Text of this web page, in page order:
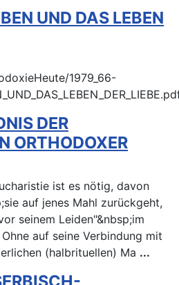
UND DAS LEBEN
1979_66-
DER
ORTHODOXER
ist es nötig, davon
auf jenes Mahl zurückgeht,
seinem Leiden"&nbsp;im
auf seine Verbindung mit
(halbrituellen) Ma ...